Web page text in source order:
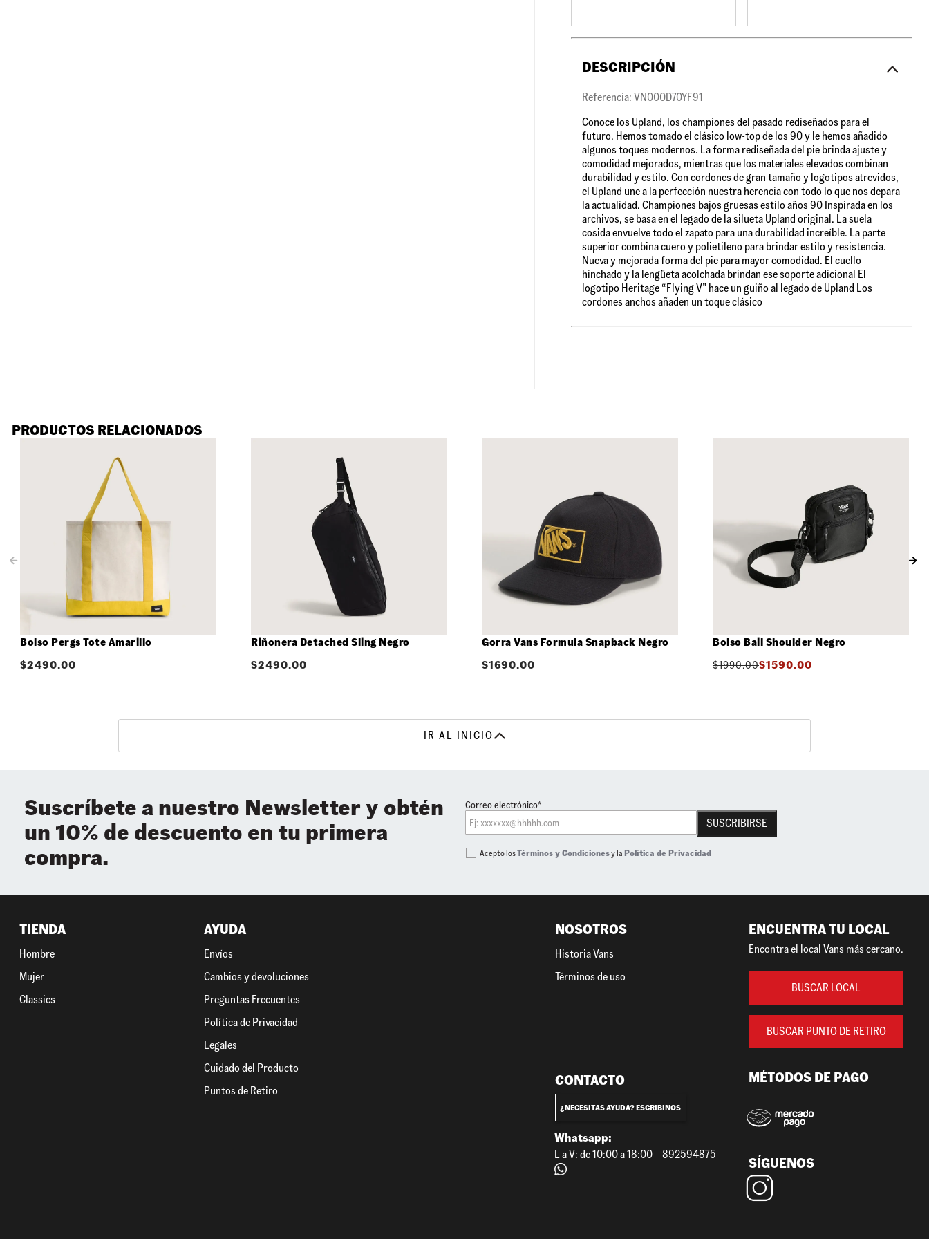
DESCRIPCIÓN
Referencia: VN000D70YF91
Conoce los Upland, los championes del pasado rediseñados para el
futuro. Hemos tomado el clásico low-top de los 90 y le hemos añadido
algunos toques modernos. La forma rediseñada del pie brinda ajuste y
comodidad mejorados, mientras que los materiales elevados combinan
durabilidad y estilo. Con cordones de gran tamaño y logotipos atrevidos,
el Upland une a la perfección nuestra herencia con todo lo que nos depara
la actualidad. Championes bajos gruesas estilo años 90 Inspirada en los
archivos, se basa en el legado de la silueta Upland original. La suela
cosida envuelve todo el zapato para una durabilidad increíble. La parte
superior combina cuero y polietileno para brindar estilo y resistencia.
Nueva y mejorada forma del pie para mayor comodidad. El cuello
hinchado y la lengüeta acolchada brindan ese soporte adicional El
logotipo Heritage “Flying V” hace un guiño al legado de Upland Los
cordones anchos añaden un toque clásico
PRODUCTOS RELACIONADOS
Bolso Pergs Tote Amarillo
$2490.00
Riñonera Detached Sling Negro
$2490.00
Gorra Vans Formula Snapback Negro
$1690.00
Bolso Bail Shoulder Negro
$1990.00$1590.00
IR AL INICIO
Suscríbete a nuestro Newsletter y obtén
un 10% de descuento en tu primera
compra.
Correo electrónico*
SUSCRIBIRSE
Acepto losTérminos y Condicionesy la Política de Privacidad
TIENDA
Hombre
Mujer
Classics
AYUDA
Envíos
Cambios y devoluciones
Preguntas Frecuentes
Política de Privacidad
Legales
Cuidado del Producto
Puntos de Retiro
NOSOTROS
Historia Vans
Términos de uso
ENCUENTRA TU LOCAL
Encontra el local Vans más cercano.
BUSCAR LOCAL
BUSCAR PUNTO DE RETIRO
CONTACTO
¿NECESITAS AYUDA? ESCRIBINOS
Whatsapp:
L a V: de 10:00 a 18:00 – 892594875
MÉTODOS DE PAGO
SÍGUENOS